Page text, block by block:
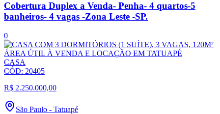
Cobertura Duplex a Venda- Penha- 4 quartos-5
banheiros- 4 vagas -Zona Leste -SP.
0
CASA
CÓD: 20405
R$ 2.250.000,00
São Paulo - Tatuapé